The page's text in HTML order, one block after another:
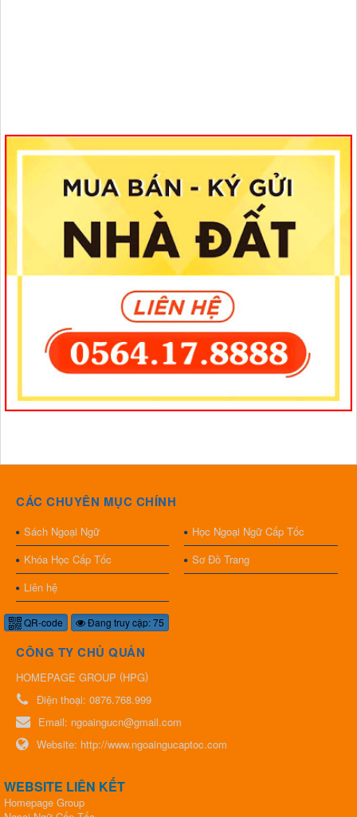
CÁC CHUYÊN MỤC CHÍNH
Sách Ngoại Ngữ
Học Ngoại Ngữ Cấp Tốc
Khóa Học Cấp Tốc
Sơ Đồ Trang
Liên hệ
QR-code Đang truy cập: 75
CÔNG TY CHỦ QUẢN
HOMEPAGE GROUP (HPG)
Điện thoại: 0876.768.999
Email: ngoaingucn@gmail.com
Website: http://www.ngoaingucaptoc.com
WEBSITE LIÊN KẾT
Homepage Group